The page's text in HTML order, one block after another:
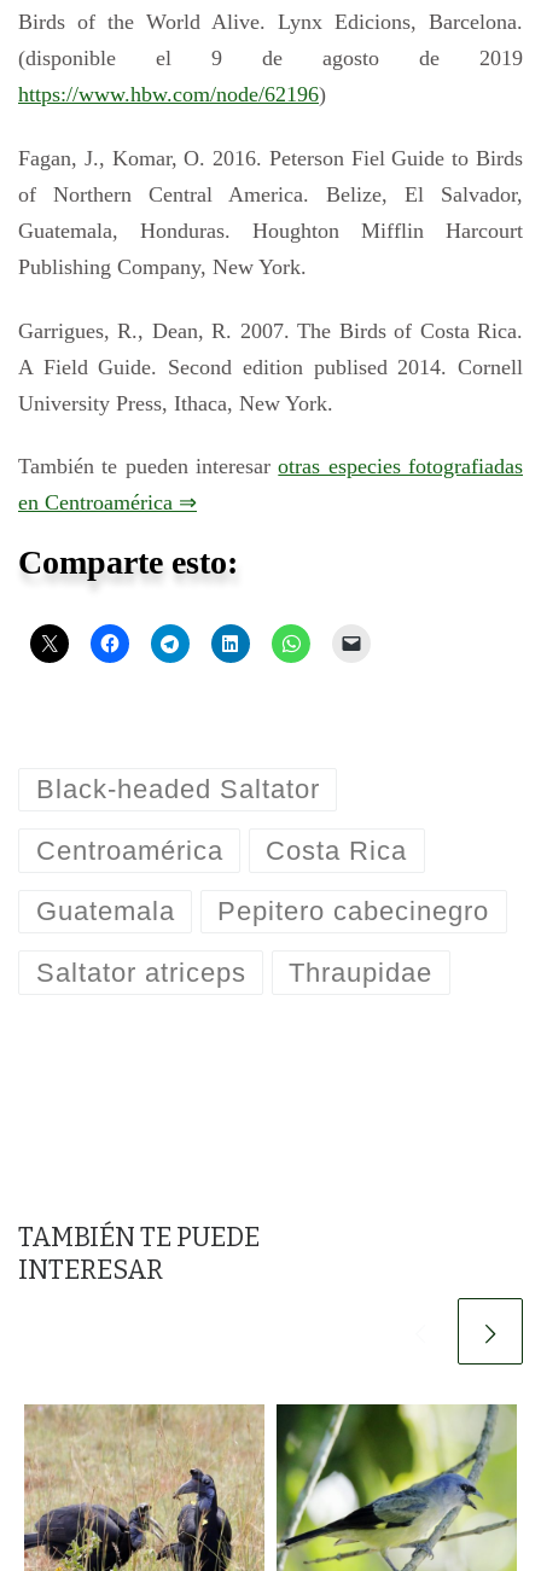
Birds of the World Alive. Lynx Edicions, Barcelona.
(disponible el 9 de agosto de 2019
https://www.hbw.com/node/62196)
Fagan, J., Komar, O. 2016. Peterson Fiel Guide to Birds
of Northern Central America. Belize, El Salvador,
Guatemala, Honduras. Houghton Mifflin Harcourt
Publishing Company, New York.
Garrigues, R., Dean, R. 2007. The Birds of Costa Rica.
A Field Guide. Second edition publised 2014. Cornell
University Press, Ithaca, New York.
También te pueden interesarotras especies fotografiadas
en Centroamérica ⇒
Comparte esto:
Black-headed Saltator
Centroamérica Costa Rica
Guatemala Pepitero cabecinegro
Saltator atriceps Thraupidae
TAMBIÉN TE PUEDE
INTERESAR